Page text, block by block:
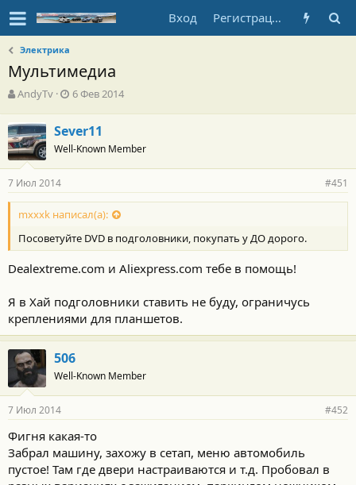
Вход Регистрация
Электрика
Мультимедиа
А
т
о
р
т
е
м
ы
AndyTv
Д
а
н
а
л
а
6 Фев 2014
Sever11
Well-Known Member
7 Июл 2014 #451
mxxxk написал(а):
Посоветуйте DVD в подголовники, покупать у ДО дорого.
Dealextreme.com и Aliexpress.com тебе в помощь!
Я в Хай подголовники ставить не буду, ограничусь
креплениями для планшетов.
506
Well-Known Member
7 Июл 2014 #452
Фигня какая-то
Забрал машину, захожу в сетап, меню автомобиль
пустое! Там где двери настраиваются и т.д. Пробовал в